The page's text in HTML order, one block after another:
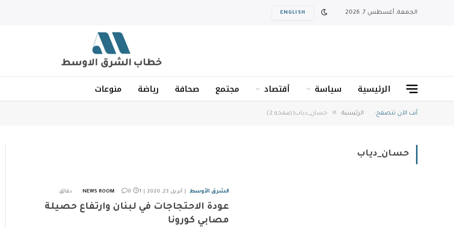
الجمعة, أغسطس 7, 2026 ENGLISH
الرئيسية سياسة أقتصاد مجتمع صحافة رياضة منوعات
أنت الآن تتصفح: الرئيسية » حسان_دياب(صفحه 2)
حسان_دياب
الشرق الأوسط أبريل 23, 2020 NEWS ROOM 0 1 دقائق
عودة الاحتجاجات في لبنان وارتفاع حصيلة
مصابي كورونا